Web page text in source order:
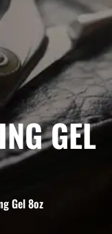
GEL
Gel 8oz